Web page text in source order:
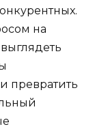
на
превратить